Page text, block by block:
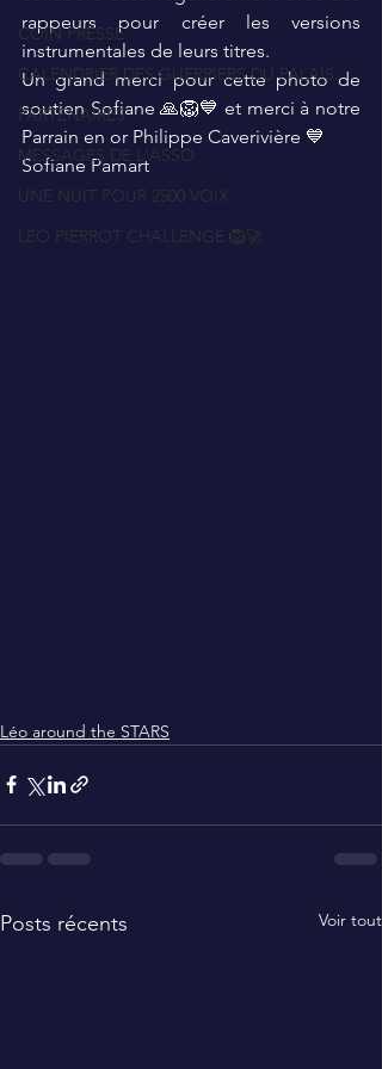
COIN PRESSE
CALENDRIER DES GUERRIERS DU PALAIS
PARTENAIRES
MESSAGES DE L'ASSO
UNE NUIT POUR 2500 VOIX
LEO PIERROT CHALLENGE 🦁🚀
rappeurs pour créer les versions
instrumentales de leurs titres.
Un grand merci pour cette photo de
soutien Sofiane 🙏🦁💙 et merci à notre
Parrain en or Philippe Caverivière 💙
Sofiane Pamart
Léo around the STARS
Posts récents Voir tout